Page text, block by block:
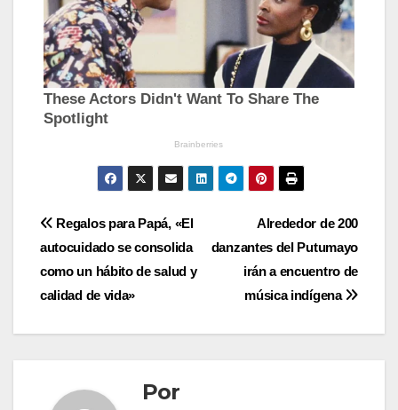
Navegación
de
entradas
Alrededor de 200
danzantes del Putumayo
irán a encuentro de
música indígena
Regalos para Papá, «El
autocuidado se consolida
como un hábito de salud y
calidad de vida»
Por